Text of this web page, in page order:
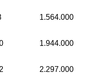
1.564.000
1.944.000
2.297.000